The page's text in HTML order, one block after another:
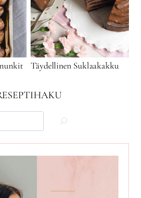
Täydellinen Suklaakakku